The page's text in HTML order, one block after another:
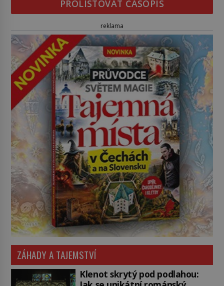
PROLISTOVAT ČASOPIS
reklama
ZÁHADY A TAJEMSTVÍ
Klenot skrytý pod podlahou: